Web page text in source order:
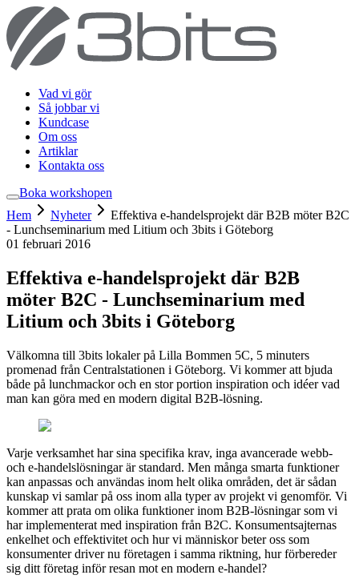
Vad vi gör
Så jobbar vi
Kundcase
Om oss
Artiklar
Kontakta oss
Boka workshopen
Hem
Nyheter
Effektiva e-handelsprojekt där B2B möter B2C
- Lunchseminarium med Litium och 3bits i Göteborg
01 februari 2016
Effektiva e-handelsprojekt där B2B
möter B2C - Lunchseminarium med
Litium och 3bits i Göteborg
Välkomna till 3bits lokaler på Lilla Bommen 5C, 5 minuters
promenad från Centralstationen i Göteborg. Vi kommer att bjuda
både på lunchmackor och en stor portion inspiration och idéer vad
man kan göra med en modern digital B2B-lösning.
Varje verksamhet har sina specifika krav, inga avancerade webb-
och e-handelslösningar är standard. Men många smarta funktioner
kan anpassas och användas inom helt olika områden, det är sådan
kunskap vi samlar på oss inom alla typer av projekt vi genomför. Vi
kommer att prata om olika funktioner inom B2B-lösningar som vi
har implementerat med inspiration från B2C. Konsumentsajternas
enkelhet och effektivitet och hur vi människor beter oss som
konsumenter driver nu företagen i samma riktning, hur förbereder
sig ditt företag inför resan mot en modern e-handel?